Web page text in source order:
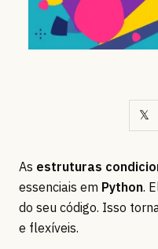
𝕏
As estruturas
essenciais em Python.
do seu código. Isso
e flexíveis.